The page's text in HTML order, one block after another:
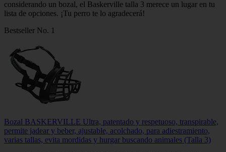
considerando un bozal, el Baskerville talla 3 merece un lugar en tu
lista de opciones. ¡Tu perro te lo agradecerá!
Bestseller No. 1
Bozal BASKERVILLE Ultra, patentado y respetuoso, transpirable,
permite jadear y beber, ajustable, acolchado, para adiestramiento,
varias tallas, evita mordidas y hurgar buscando animales (Talla 3)